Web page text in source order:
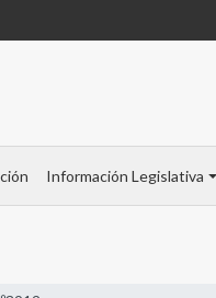
Información Legislativa